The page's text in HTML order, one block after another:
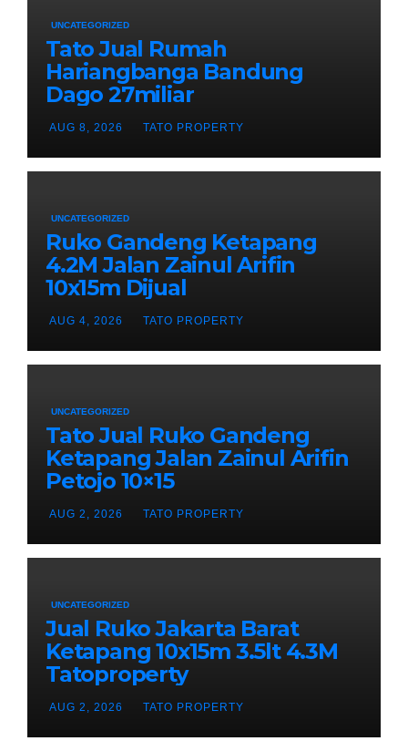
UNCATEGORIZED
Tato Jual Rumah
Hariangbanga Bandung
Dago 27miliar
AUG 8, 2026 TATO PROPERTY
UNCATEGORIZED
Ruko Gandeng Ketapang
4.2M Jalan Zainul Arifin
10x15m Dijual
AUG 4, 2026 TATO PROPERTY
UNCATEGORIZED
Tato Jual Ruko Gandeng
Ketapang Jalan Zainul Arifin
Petojo 10×15
AUG 2, 2026 TATO PROPERTY
UNCATEGORIZED
Jual Ruko Jakarta Barat
Ketapang 10x15m 3.5lt 4.3M
Tatoproperty
AUG 2, 2026 TATO PROPERTY